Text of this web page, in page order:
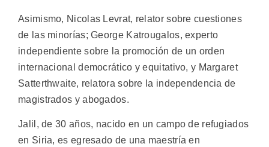
Asimismo, Nicolas Levrat, relator sobre cuestiones
de las minorías; George Katrougalos, experto
independiente sobre la promoción de un orden
internacional democrático y equitativo, y Margaret
Satterthwaite, relatora sobre la independencia de
magistrados y abogados.
Jalil, de 30 años, nacido en un campo de refugiados
en Siria, es egresado de una maestría en